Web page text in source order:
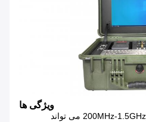
ویژگی ها
فرکانس عملیاتی 1438MHz (200MHz-1.5GHz می تواند